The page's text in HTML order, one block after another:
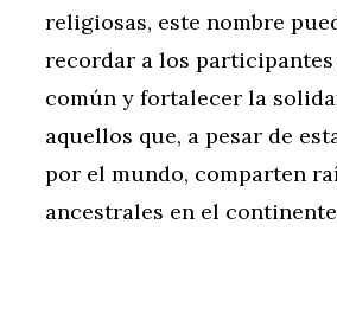
religiosas, este nombre
recordar a los
común y fortalecer la
aquellos que, a pesar de
por el mundo, comparten
ancestrales en el